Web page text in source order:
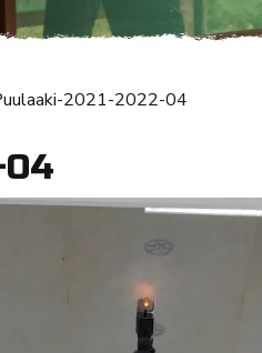
2021-2022-04